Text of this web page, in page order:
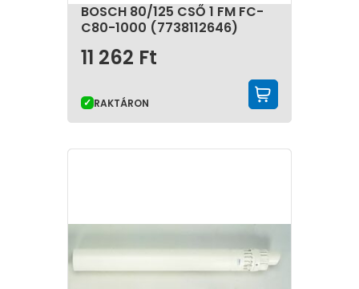
BOSCH 80/125 CSŐ 1 FM FC-
C80-1000 (7738112646)
11 262 Ft
RAKTÁRON